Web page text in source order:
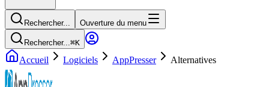
Rechercher... Ouverture du menu
Rechercher...⌘K
Accueil Logiciels AppPresser Alternatives